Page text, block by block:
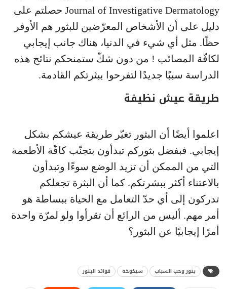
Journal of Investigative Dermatology حصلتم على
دليل على أن الأشخاص المعرّضين للبثور هم الأوفر
حظًا. مثل أي شيء في الدنيا، هناك جانب إيجابي
لكافّة المصائب ! من دون شكّ ستمنحكم نتائج هذه
الدراسة سببًا جديدًا لتفرحوا ببثرتكم القادمة.
طريقة عيش نظيفة
اعلموا أيضًا أن البثور تغيّر طريقة عيشكم بشكل
إيجابي. فبفضل بثوركم تبدأون بتجنّب كافّة الأطعمة
التي من الممكن أن تزيد الوضع سوءًا وتبدأون
بالاعتناء أكثر ببشرتكم. كما أن البثرة تجعلكم
تدركون إلى أي حدّ التعامل مع الحياة ببساطة هو
أمر مهم. أليس من الرائع أن تقرأوا ولو لمرّة واحدة
أمرًا إيجابيًا عن البثور؟
بثور وحب الشباب شيخوخة فوائد البثور